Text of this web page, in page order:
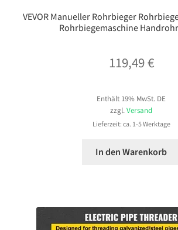
VEVOR Manueller Rohrbieger
Rohrbiegemaschine
119,49€
Enthält 19% MwSt. DE
zzgl. Versand
Lieferzeit: ca. 1-5 Werktage
In den Warenkorb